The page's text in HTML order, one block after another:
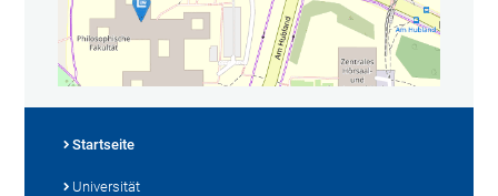
Startseite
Universität